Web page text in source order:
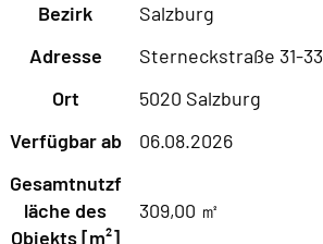
Bezirk
Salzburg
Adresse
Sterneckstraße 31-33
Ort
5020 Salzburg
Verfügbar ab
06.08.2026
Gesamtnutzf
läche des
Objekts [m²]
309,00 ㎡